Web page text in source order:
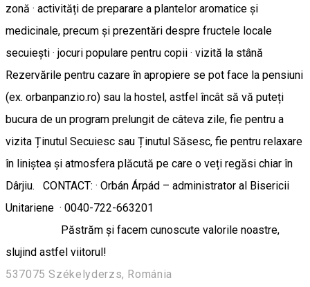
zonă · activități de preparare a plantelor aromatice și
medicinale, precum și prezentări despre fructele locale
secuiești · jocuri populare pentru copii · vizită la stână
Rezervările pentru cazare în apropiere se pot face la pensiuni
(ex. orbanpanzio.ro) sau la hostel, astfel încât să vă puteți
bucura de un program prelungit de câteva zile, fie pentru a
vizita Ținutul Secuiesc sau Ținutul Săsesc, fie pentru relaxare
în liniștea și atmosfera plăcută pe care o veți regăsi chiar în
Dârjiu. CONTACT: · Orbán Árpád – administrator al Bisericii
Unitariene · 0040-722-663201
Păstrăm și facem cunoscute valorile noastre,
slujind astfel viitorul!
537075 Székelyderzs, Románia